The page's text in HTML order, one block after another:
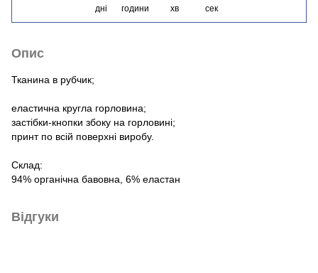
дні години хв сек
Опис
Тканина в рубчик;
еластична кругла горловина;
застібки-кнопки збоку на горловині;
принт по всій поверхні виробу.
Склад:
94% органічна бавовна, 6% еластан
Відгуки